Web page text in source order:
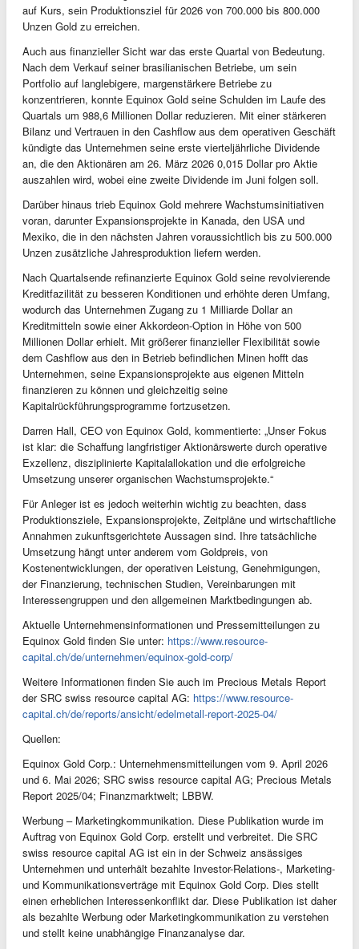
auf Kurs, sein Produktionsziel für 2026 von 700.000 bis 800.000
Unzen Gold zu erreichen.
Auch aus finanzieller Sicht war das erste Quartal von Bedeutung.
Nach dem Verkauf seiner brasilianischen Betriebe, um sein
Portfolio auf langlebigere, margenstärkere Betriebe zu
konzentrieren, konnte Equinox Gold seine Schulden im Laufe des
Quartals um 988,6 Millionen Dollar reduzieren. Mit einer stärkeren
Bilanz und Vertrauen in den Cashflow aus dem operativen Geschäft
kündigte das Unternehmen seine erste vierteljährliche Dividende
an, die den Aktionären am 26. März 2026 0,015 Dollar pro Aktie
auszahlen wird, wobei eine zweite Dividende im Juni folgen soll.
Darüber hinaus trieb Equinox Gold mehrere Wachstumsinitiativen
voran, darunter Expansionsprojekte in Kanada, den USA und
Mexiko, die in den nächsten Jahren voraussichtlich bis zu 500.000
Unzen zusätzliche Jahresproduktion liefern werden.
Nach Quartalsende refinanzierte Equinox Gold seine revolvierende
Kreditfazilität zu besseren Konditionen und erhöhte deren Umfang,
wodurch das Unternehmen Zugang zu 1 Milliarde Dollar an
Kreditmitteln sowie einer Akkordeon-Option in Höhe von 500
Millionen Dollar erhielt. Mit größerer finanzieller Flexibilität sowie
dem Cashflow aus den in Betrieb befindlichen Minen hofft das
Unternehmen, seine Expansionsprojekte aus eigenen Mitteln
finanzieren zu können und gleichzeitig seine
Kapitalrückführungsprogramme fortzusetzen.
Darren Hall, CEO von Equinox Gold, kommentierte: „Unser Fokus
ist klar: die Schaffung langfristiger Aktionärswerte durch operative
Exzellenz, disziplinierte Kapitalallokation und die erfolgreiche
Umsetzung unserer organischen Wachstumsprojekte.“
Für Anleger ist es jedoch weiterhin wichtig zu beachten, dass
Produktionsziele, Expansionsprojekte, Zeitpläne und wirtschaftliche
Annahmen zukunftsgerichtete Aussagen sind. Ihre tatsächliche
Umsetzung hängt unter anderem vom Goldpreis, von
Kostenentwicklungen, der operativen Leistung, Genehmigungen,
der Finanzierung, technischen Studien, Vereinbarungen mit
Interessengruppen und den allgemeinen Marktbedingungen ab.
Aktuelle Unternehmensinformationen und Pressemitteilungen zu
Equinox Gold finden Sie unter: https://www.resource-
capital.ch/de/unternehmen/equinox-gold-corp/
Weitere Informationen finden Sie auch im Precious Metals Report
der SRC swiss resource capital AG: https://www.resource-
capital.ch/de/reports/ansicht/edelmetall-report-2025-04/
Quellen:
Equinox Gold Corp.: Unternehmensmitteilungen vom 9. April 2026
und 6. Mai 2026; SRC swiss resource capital AG; Precious Metals
Report 2025/04; Finanzmarktwelt; LBBW.
Werbung – Marketingkommunikation. Diese Publikation wurde im
Auftrag von Equinox Gold Corp. erstellt und verbreitet. Die SRC
swiss resource capital AG ist ein in der Schweiz ansässiges
Unternehmen und unterhält bezahlte Investor-Relations-, Marketing-
und Kommunikationsverträge mit Equinox Gold Corp. Dies stellt
einen erheblichen Interessenkonflikt dar. Diese Publikation ist daher
als bezahlte Werbung oder Marketingkommunikation zu verstehen
und stellt keine unabhängige Finanzanalyse dar.